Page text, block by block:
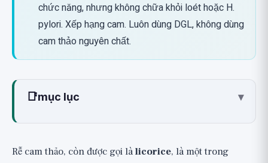
chức năng, nhưng không chữa khỏi loét hoặc H.
pylori. Xếp hạng cam. Luôn dùng DGL, không dùng
cam thảo nguyên chất.
📑mục lục ▾
Rễ cam thảo, còn được gọi làlicorice, là một trong